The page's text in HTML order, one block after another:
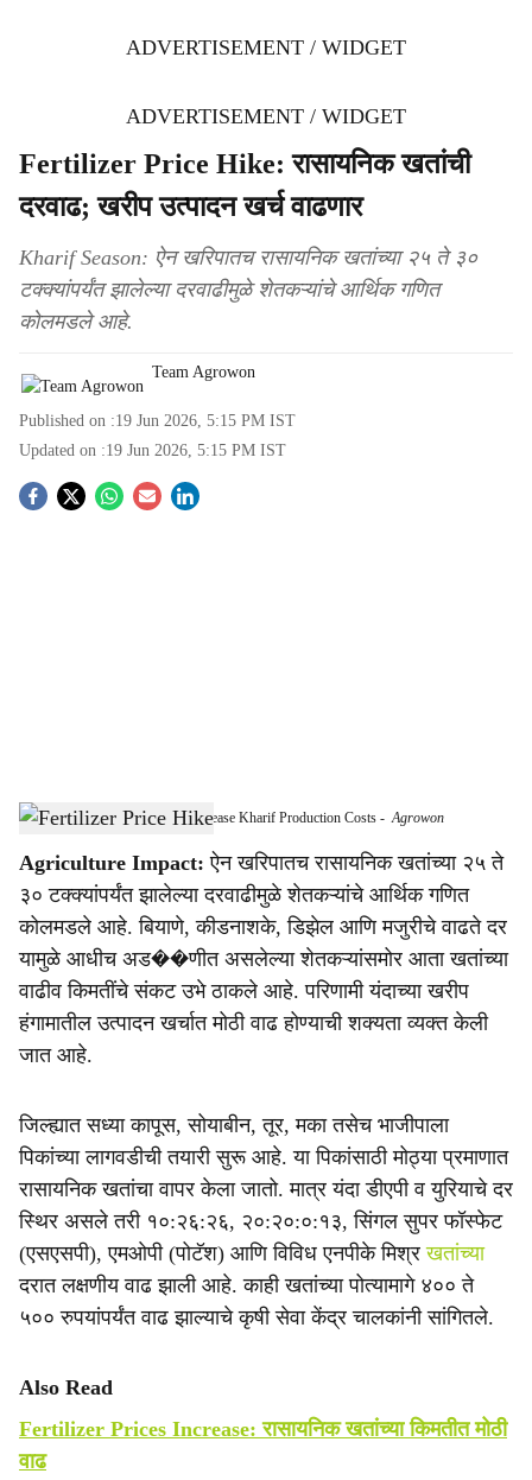
ADVERTISEMENT / WIDGET
ADVERTISEMENT / WIDGET
Fertilizer Price Hike: रासायनिक खतांची
दरवाढ; खरीप उत्पादन खर्च वाढणार
Kharif Season: ऐन खरिपातच रासायनिक खतांच्या २५ ते ३०
टक्क्यांपर्यंत झालेल्या दरवाढीमुळे शेतकऱ्यांचे आर्थिक गणित
कोलमडले आहे.
Team Agrowon
Published on :19 Jun 2026, 5:15 PM IST
Updated on :19 Jun 2026, 5:15 PM IST
S
a
r
e
Fertilizer Price Hike Likely to Increase Kharif Production Costs -Agrowon
Agriculture Impact: ऐन खरिपातच रासायनिक खतांच्या २५ ते
३० टक्क्यांपर्यंत झालेल्या दरवाढीमुळे शेतकऱ्यांचे आर्थिक गणित
कोलमडले आहे. बियाणे, कीडनाशके, डिझेल आणि मजुरीचे वाढते दर
यामुळे आधीच अड��णीत असलेल्या शेतकऱ्यांसमोर आता खतांच्या
वाढीव किमतींचे संकट उभे ठाकले आहे. परिणामी यंदाच्या खरीप
हंगामातील उत्पादन खर्चात मोठी वाढ होण्याची शक्यता व्यक्त केली
जात आहे.
जिल्ह्यात सध्या कापूस, सोयाबीन, तूर, मका तसेच भाजीपाला
पिकांच्या लागवडीची तयारी सुरू आहे. या पिकांसाठी मोठ्या प्रमाणात
रासायनिक खतांचा वापर केला जातो. मात्र यंदा डीएपी व युरियाचे दर
स्थिर असले तरी १०:२६:२६, २०:२०:०:१३, सिंगल सुपर फॉस्फेट
(एसएसपी), एमओपी (पोटॅश) आणि विविध एनपीके मिश्रखतांच्या
दरात लक्षणीय वाढ झाली आहे. काही खतांच्या पोत्यामागे ४०० ते
५०० रुपयांपर्यंत वाढ झाल्याचे कृषी सेवा केंद्र चालकांनी सांगितले.
Also Read
Fertilizer Prices Increase: रासायनिक खतांच्या किमतीत मोठी
वाढ